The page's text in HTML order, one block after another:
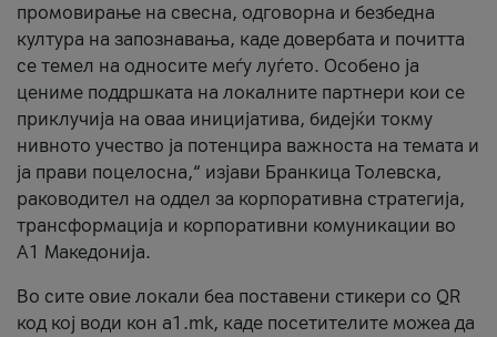
промовирање на свесна, одговорна и безбедна
култура на запознавања, каде довербата и почитта
се темел на односите меѓу луѓето. Особено ја
цениме поддршката на локалните партнери кои се
приклучија на оваа иницијатива, бидејќи токму
нивното учество ја потенцира важноста на темата и
ја прави поцелосна,“ изјави Бранкица Толевска,
раководител на оддел за корпоративна стратегија,
трансформација и корпоративни комуникации во
А1 Македонија.
Во сите овие локали беа поставени стикери со QR
код кој води кон a1.mk, каде посетителите можеа да